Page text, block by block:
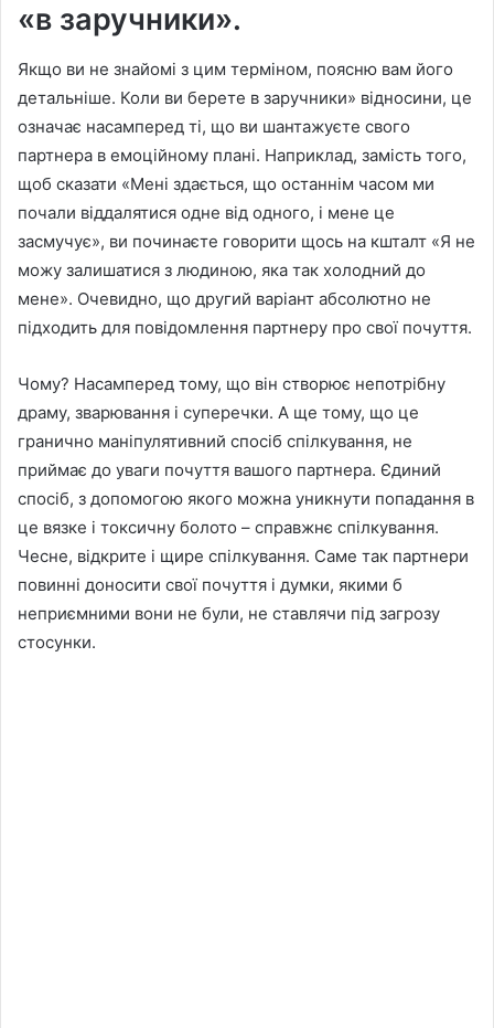
«в заручники».
Якщо ви не знайомі з цим терміном, поясню вам його
детальніше. Коли ви берете в заручники» відносини, це
означає насамперед ті, що ви шантажуєте свого
партнера в емоційному плані. Наприклад, замість того,
щоб сказати «Мені здається, що останнім часом ми
почали віддалятися одне від одного, і мене це
засмучує», ви починаєте говорити щось на кшталт «Я не
можу залишатися з людиною, яка так холодний до
мене». Очевидно, що другий варіант абсолютно не
підходить для повідомлення партнеру про свої почуття.
Чому? Насамперед тому, що він створює непотрібну
драму, зварювання і суперечки. А ще тому, що це
гранично маніпулятивний спосіб спілкування, не
приймає до уваги почуття вашого партнера. Єдиний
спосіб, з допомогою якого можна уникнути попадання в
це вязке і токсичну болото – справжнє спілкування.
Чесне, відкрите і щире спілкування. Саме так партнери
повинні доносити свої почуття і думки, якими б
неприємними вони не були, не ставлячи під загрозу
стосунки.